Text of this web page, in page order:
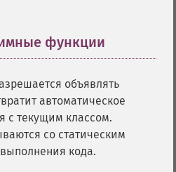
функции
объявлять
автоматическое
с текущим классом.
со статическим
кода.